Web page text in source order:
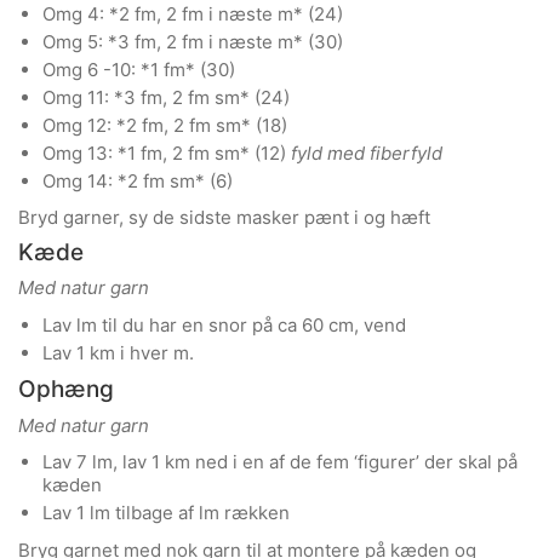
Omg 4: *2 fm, 2 fm i næste m* (24)
Omg 5: *3 fm, 2 fm i næste m* (30)
Omg 6 -10: *1 fm* (30)
Omg 11: *3 fm, 2 fm sm* (24)
Omg 12: *2 fm, 2 fm sm* (18)
Omg 13: *1 fm, 2 fm sm* (12) fyld med fiberfyld
Omg 14: *2 fm sm* (6)
Bryd garner, sy de sidste masker pænt i og hæft
Kæde
Med natur garn
Lav lm til du har en snor på ca 60 cm, vend
Lav 1 km i hver m.
Ophæng
Med natur garn
Lav 7 lm, lav 1 km ned i en af de fem ‘figurer’ der skal på
kæden
Lav 1 lm tilbage af lm rækken
Bryg garnet med nok garn til at montere på kæden og